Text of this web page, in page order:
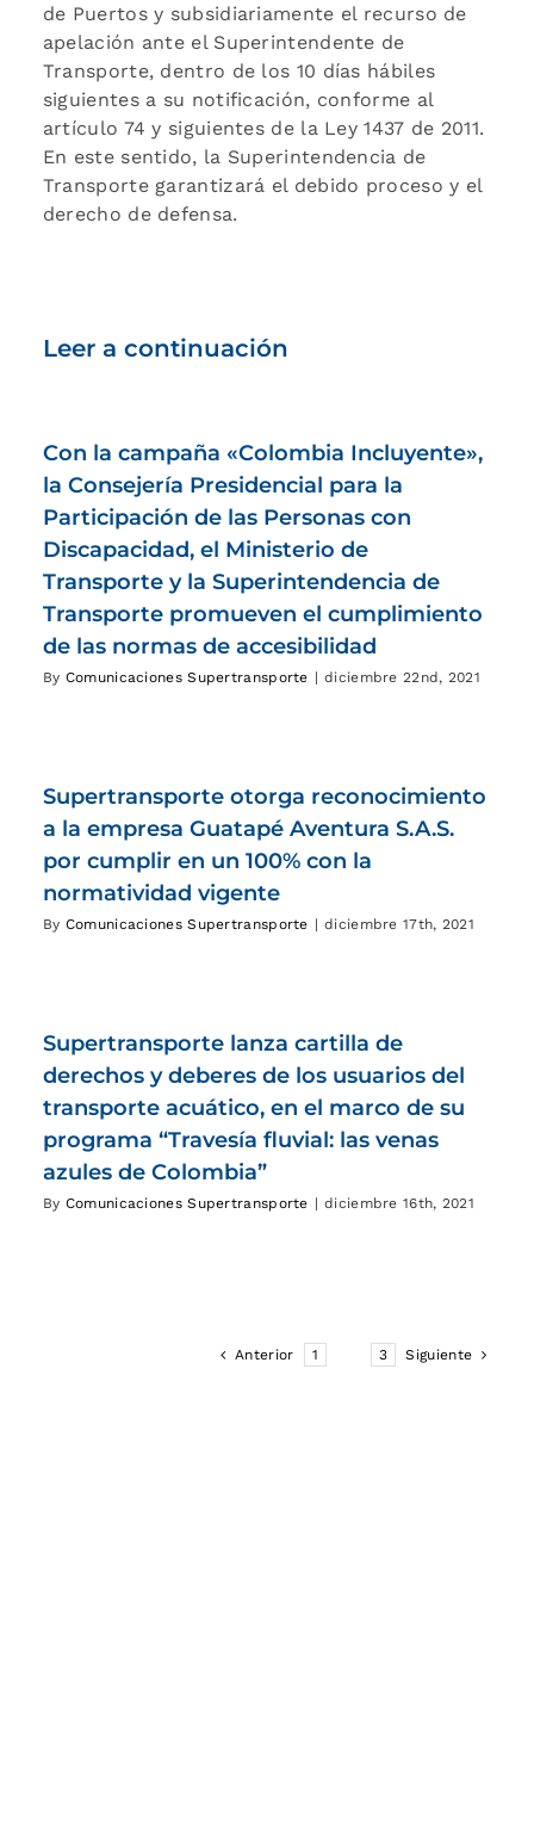
de Puertos y subsidiariamente el recurso de
apelación ante el Superintendente de
Transporte, dentro de los 10 días hábiles
siguientes a su notificación, conforme al
artículo 74 y siguientes de la Ley 1437 de 2011.
En este sentido, la Superintendencia de
Transporte garantizará el debido proceso y el
derecho de defensa.
Leer a continuación
Con la campaña «Colombia Incluyente»,
la Consejería Presidencial para la
Participación de las Personas con
Discapacidad, el Ministerio de
Transporte y la Superintendencia de
Transporte promueven el cumplimiento
de las normas de accesibilidad
By Comunicaciones Supertransporte | diciembre 22nd, 2021
Supertransporte otorga reconocimiento
a la empresa Guatapé Aventura S.A.S.
por cumplir en un 100% con la
normatividad vigente
By Comunicaciones Supertransporte | diciembre 17th, 2021
Supertransporte lanza cartilla de
derechos y deberes de los usuarios del
transporte acuático, en el marco de su
programa “Travesía fluvial: las venas
azules de Colombia”
By Comunicaciones Supertransporte | diciembre 16th, 2021
Anterior 1 3 Siguiente